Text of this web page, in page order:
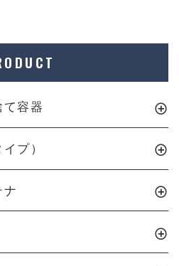
容器
プ）
ナ